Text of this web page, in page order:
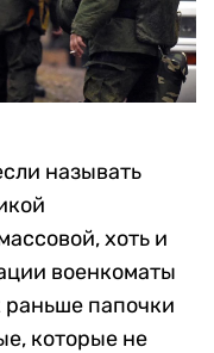
называть
хоть и
военкоматы
раньше папочки
которые не